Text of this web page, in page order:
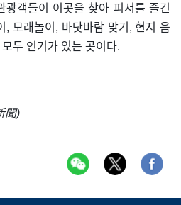
광객들이 이곳을 찾아 피서를 즐긴
, 모래놀이, 바닷바람 맞기, 현지 음
두 인기가 있는 곳이다.
聞)